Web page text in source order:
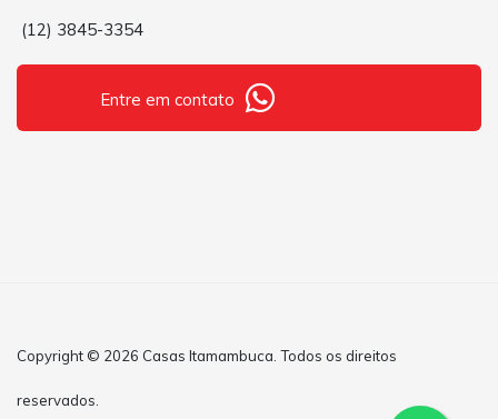
(12) 3845-3354
Entre em contato
Copyright © 2026 Casas Itamambuca. Todos os direitos
reservados.